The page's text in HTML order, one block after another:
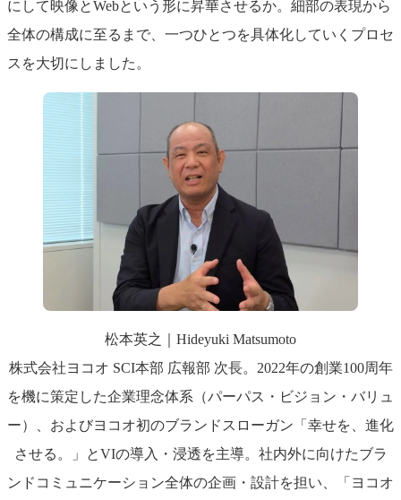
にして映像とWebという形に昇華させるか。細部の表現から
全体の構成に至るまで、一つひとつを具体化していくプロセ
スを大切にしました。
松本英之｜Hideyuki Matsumoto
株式会社ヨコオ SCI本部 広報部 次長。2022年の創業100周年
を機に策定した企業理念体系（パーパス・ビジョン・バリュ
ー）、およびヨコオ初のブランドスローガン「幸せを、進化
させる。」とVIの導入・浸透を主導。社内外に向けたブラ
ンドコミュニケーション全体の企画・設計を担い、「ヨコオ